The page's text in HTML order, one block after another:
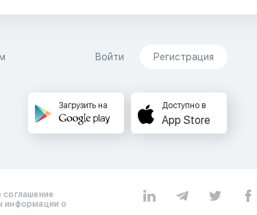
Войти Регистрация
Загрузить на Доступно в
App Store
соглашение
информации о